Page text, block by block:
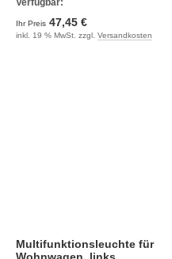
Verfügbar:
Ihr Preis 47,45 €
inkl. 19 % MwSt. zzgl. Versandkosten
Multifunktionsleuchte für